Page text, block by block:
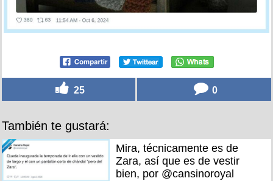
25 0
También te gustará:
Mira, técnicamente es de
Zara, así que es de vestir
bien, por @cansinoroyal